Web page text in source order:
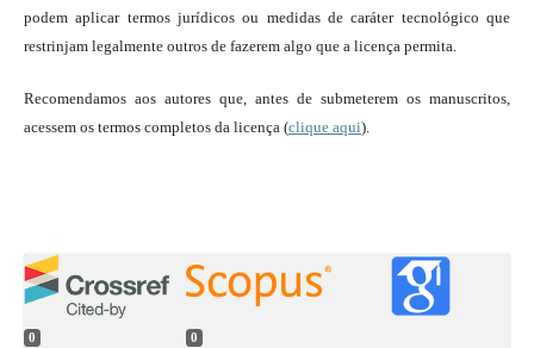
podem aplicar termos jurídicos ou medidas de caráter tecnológico que
restrinjam legalmente outros de fazerem algo que a licença permita.
Recomendamos aos autores que, antes de submeterem os manuscritos,
acessem os termos completos da licença (clique aqui).
0 0